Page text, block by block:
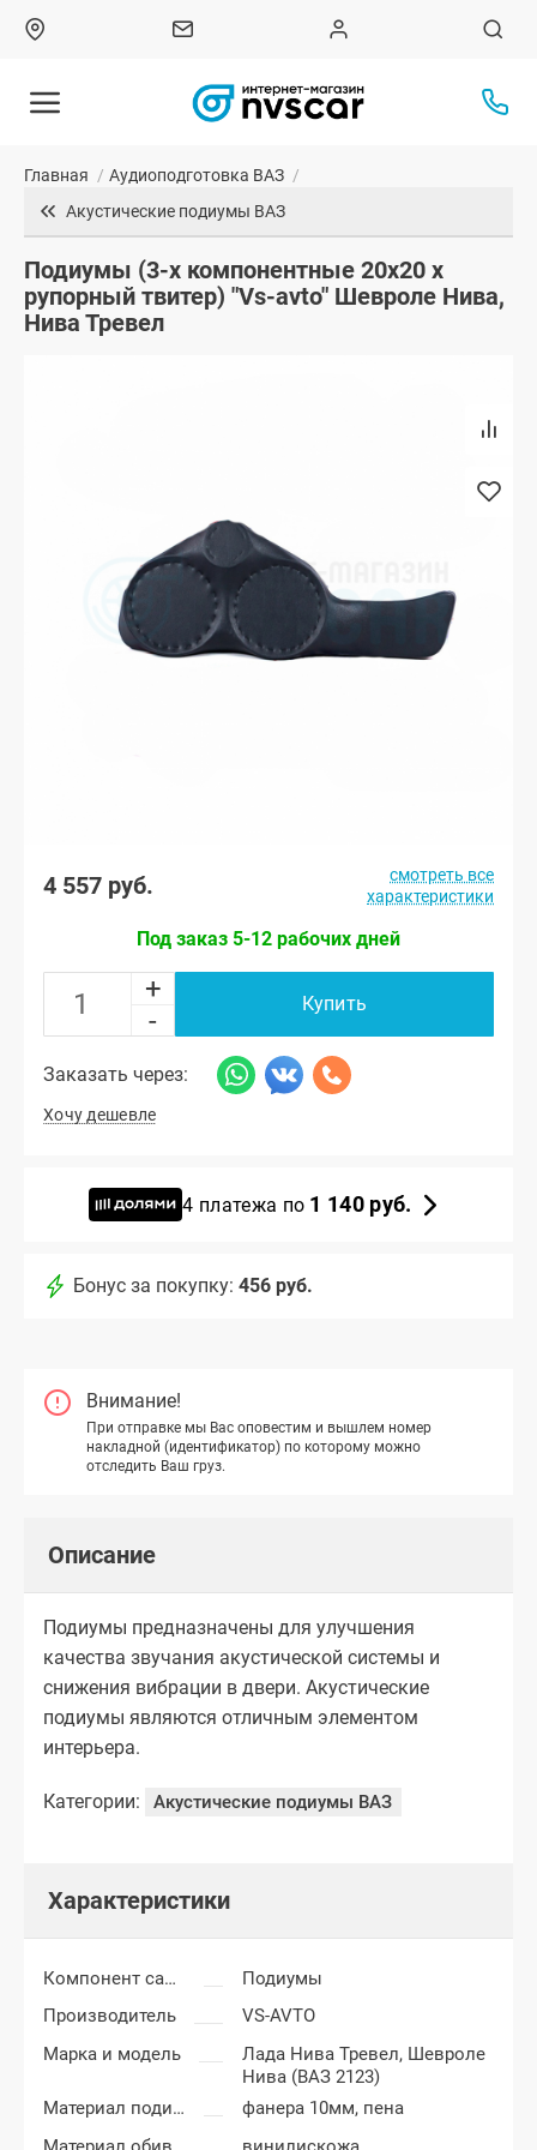
Главная / Аудиоподготовка ВАЗ /
Акустические подиумы ВАЗ
Подиумы (3-х компонентные 20x20 x
рупорный твитер) "Vs-avto" Шевроле Нива,
Нива Тревел
4 557 руб.
смотреть все
характеристики
Под заказ 5-12 рабочих дней
+
-
Купить
Заказать через:
Хочу дешевле
4 платежа по 1 140 руб.
Бонус за покупку: 456 руб.
Внимание!
При отправке мы Вас оповестим и вышлем номер
накладной (идентификатор) по которому можно
отследить Ваш груз.
Описание
Подиумы предназначены для улучшения
качества звучания акустической системы и
снижения вибрации в двери. Акустические
подиумы являются отличным элементом
интерьера.
Категории: Акустические подиумы ВАЗ
Характеристики
Компонент салона
Подиумы
Производитель
VS-AVTO
Марка и модель
Лада Нива Тревел, Шевроле
Нива (ВАЗ 2123)
Материал подиумов
фанера 10мм, пена